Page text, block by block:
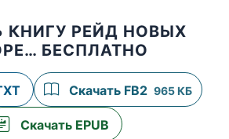
КНИГУ РЕЙД НОВЫХ
БЕСПЛАТНО
Скачать FB2 965 КБ
Скачать EPUB